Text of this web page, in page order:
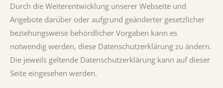
Durch die Weiterentwicklung unserer Webseite und
Angebote darüber oder aufgrund geänderter gesetzlicher
beziehungsweise behördlicher Vorgaben kann es
notwendig werden, diese Datenschutzerklärung zu ändern.
Die jeweils geltende Datenschutzerklärung kann auf dieser
Seite eingesehen werden.